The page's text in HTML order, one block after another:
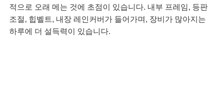
적으로 오래 메는 것에 초점이 있습니다. 내부 프레임, 등판
조절, 힙벨트, 내장 레인커버가 들어가며, 장비가 많아지는
하루에 더 설득력이 있습니다.